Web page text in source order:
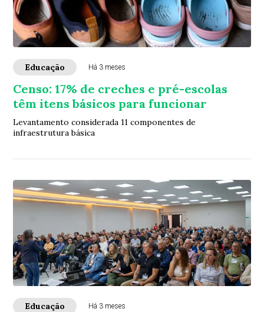
Educação Há 3 meses
Censo: 17% de creches e pré-escolas
têm itens básicos para funcionar
Levantamento considerada 11 componentes de
infraestrutura básica
Educação Há 3 meses